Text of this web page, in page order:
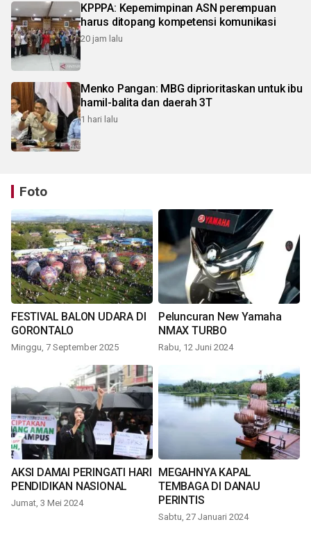
KPPPA: Kepemimpinan ASN perempuan
harus ditopang kompetensi komunikasi
20 jam lalu
Menko Pangan: MBG diprioritaskan untuk ibu
hamil-balita dan daerah 3T
1 hari lalu
Foto
FESTIVAL BALON UDARA DI
GORONTALO
Minggu, 7 September 2025
Peluncuran New Yamaha
NMAX TURBO
Rabu, 12 Juni 2024
AKSI DAMAI PERINGATI HARI
PENDIDIKAN NASIONAL
Jumat, 3 Mei 2024
MEGAHNYA KAPAL
TEMBAGA DI DANAU
PERINTIS
Sabtu, 27 Januari 2024